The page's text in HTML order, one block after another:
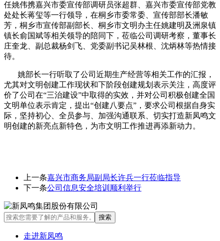
任姚伟携嘉兴市委宣传部调研员张超群、嘉兴市委宣传部党教
处处长蒋玺等一行领导，在桐乡市委常委、宣传部部长潘敏
芳，桐乡市宣传部副部长、桐乡市文明办主任姚建明及洲泉镇
镇长俞国斌等相关领导的陪同下，莅临公司调研考察，董事长
庄奎龙、副总裁杨剑飞、党委副书记吴林根、沈炳林等热情接
待。
姚部长一行听取了公司近期生产经营等相关工作的汇报，
尤其对文明创建工作现状和下阶段创建规划表示关注，高度评
价了公司在“三治建设”中取得的实效，并对公司积极创建全国
文明单位表示肯定，提出“创建八要点”，要求公司根据自身实
际，坚持初心、全员参与、加强沟通联系、切实打造新凤鸣文
明创建的新亮点新特色，为市文明工作推进再添新动力。
上一条嘉兴市商务局副局长许兵一行莅临指导
下一条公司信息安全培训顺利举行
走进新凤鸣